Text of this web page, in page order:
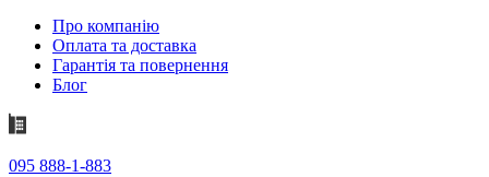
Про компанію
Оплата та доставка
Гарантія та повернення
Блог
095 888-1-883